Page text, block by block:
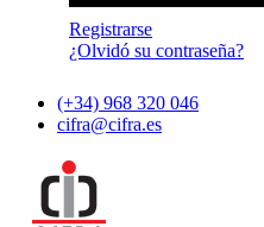
Registrarse
¿Olvidó su contraseña?
(+34) 968 320 046
cifra@cifra.es